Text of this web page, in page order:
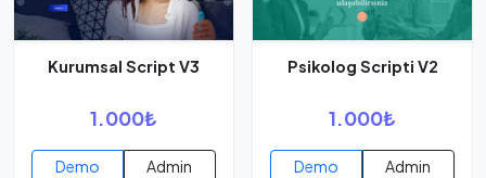
Kurumsal Script V3
1.000₺
Demo
Admin
Psikolog Scripti V2
1.000₺
Demo
Admin